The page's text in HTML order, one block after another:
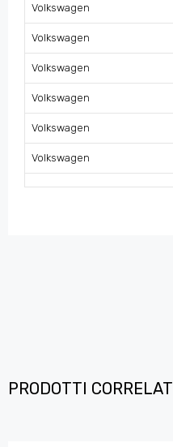
Volkswagen
Volkswagen
Volkswagen
Volkswagen
Volkswagen
Volkswagen
PRODOTTI CORRELATI